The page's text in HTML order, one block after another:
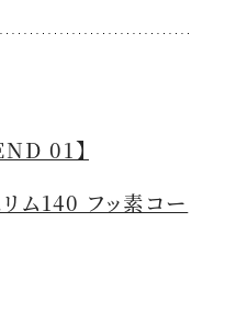
01】
ム140 フッ素コー